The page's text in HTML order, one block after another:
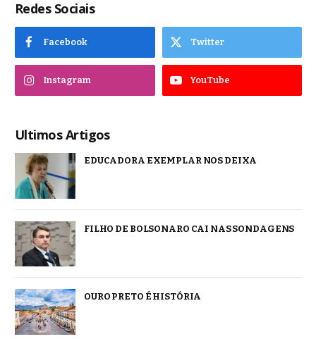
Redes Sociais
Facebook Twitter
Instagram YouTube
Ultimos Artigos
EDUCADORA EXEMPLAR NOS DEIXA
FILHO DE BOLSONARO CAI NAS SONDAGENS
OURO PRETO É HISTÓRIA